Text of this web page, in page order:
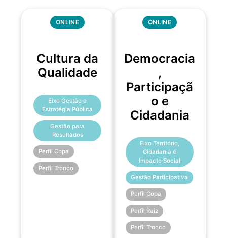
ONLINE
Cultura da
Qualidade
Eixo Gestão e
Estratégia Pública
Gestão para
Resultados
Perfil Copa
Perfil Tronco
ONLINE
Democracia
,
Participaçã
o e
Cidadania
Eixo Território,
Cidadania e
Impacto Social
Gestão Participativa
Perfil Copa
Perfil Raiz
Perfil Tronco